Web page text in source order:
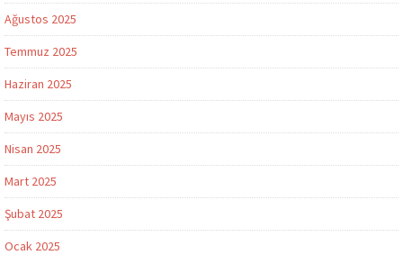
Ağustos 2025
Temmuz 2025
Haziran 2025
Mayıs 2025
Nisan 2025
Mart 2025
Şubat 2025
Ocak 2025